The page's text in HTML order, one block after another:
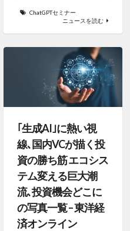
ChatGPTセミナー
ニュースを読む
｢生成AI｣に熱い視
線､国内VCが描く投
資の勝ち筋 エコシス
テム変える巨大潮
流､投資機会どこに
の写真一覧 – 東洋経
済オンライン